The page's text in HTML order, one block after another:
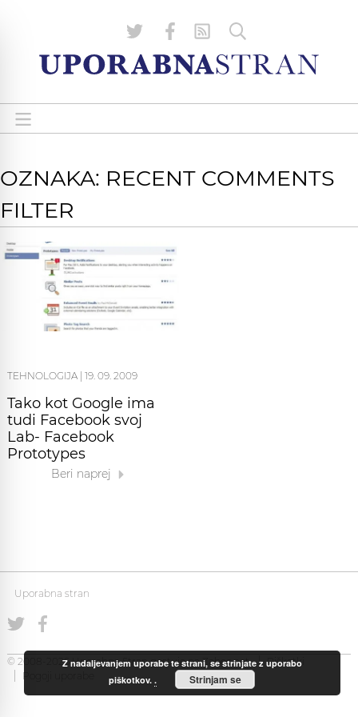
OZNAKA: RECENT COMMENTS
FILTER
TEHNOLOGIJA 19. 09. 2009
Tako kot Google ima
tudi Facebook svoj
Lab- Facebook
Prototypes
Beri naprej
Uporabna stran
© 2008-2026 Uporabna Stran gostuje naZabec.net
Piškotki
Pogoji uporabe
Z nadaljevanjem uporabe te strani, se strinjate z uporabo
piškotkov.. Strinjam se